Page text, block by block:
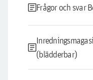
articleFrågor och svar
article(blädderbar)